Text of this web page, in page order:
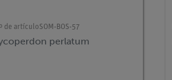
de artículoSOM-BOS-57
perlatum